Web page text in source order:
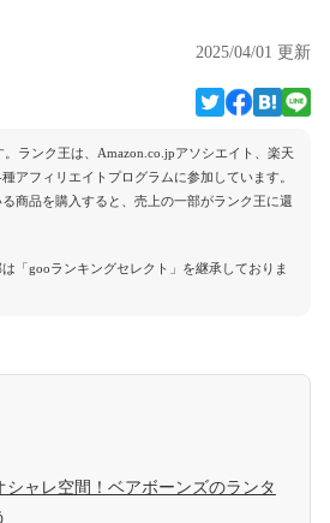
2025/04/01 更新
。ランク王は、Amazon.co.jpアソシエイト、楽天
アフィリエイトプログラムに参加しています。
商品を購入すると、売上の一部がランク王に還
「gooランキングセレクト」を継承しておりま
シャレ空間！ベアボーンズのランタ